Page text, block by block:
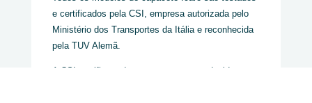
e certificados pela CSI, empresa autorizada pelo
Ministério dos Transportes da Itália e reconhecida
pela TUV Alemã.
A CSI certifica todos os capacetes produzidos na